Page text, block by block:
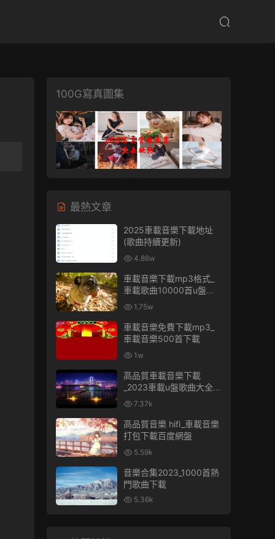
100G寫真圖集
最熱文章
2025車載音樂下載地址
(歌曲持續更新)
4.86w
車載音樂下載mp3格式_
車載歌曲10000首u盤免
費 1.75w
車載音樂免費下載mp3_
車載音樂500首下載
1w
高品質車載音樂下載
_2023車載u盤歌曲大全下
載 7.37k
高品質音樂 hifi_車載音樂
打包下載百度網盤
5.59k
音樂合集2023_1000首熱
門歌曲下載
5.36k